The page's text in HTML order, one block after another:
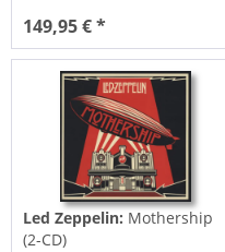
149,95 € *
Led Zeppelin: Mothership
(2-CD)